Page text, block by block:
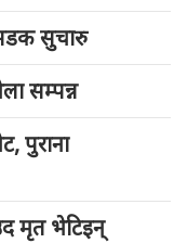
सुचारु
सम्पन्न
पुराना
मृत भेटिइन्